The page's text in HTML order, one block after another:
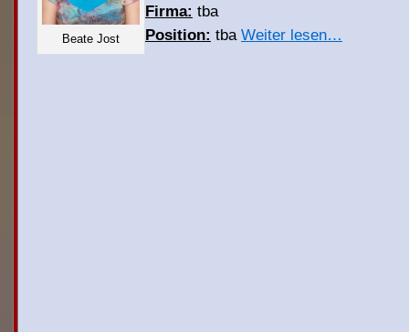
Beate Jost
Firma: tba
Position: tba Weiter lesen…